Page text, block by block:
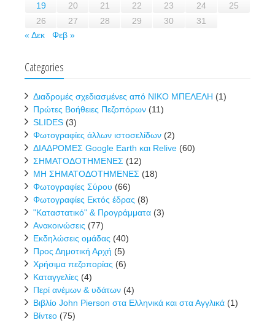
19
20 21 22 23 24
25
26
27 28 29 30
31
« Δεκ
Φεβ »
Categories
Διαδρομές σχεδιασμένες από ΝΙΚΟ ΜΠΕΛΕΛΗ (1)
Πρώτες Βοήθειες Πεζοπόρων (11)
SLIDES (3)
Φωτογραφίες άλλων ιστοσελίδων (2)
ΔΙΑΔΡΟΜΕΣ Google Earth και Relive (60)
ΣΗΜΑΤΟΔΟΤΗΜΕΝΕΣ (12)
ΜΗ ΣΗΜΑΤΟΔΟΤΗΜΕΝΕΣ (18)
Φωτογραφίες Σύρου (66)
Φωτογραφίες Εκτός έδρας (8)
"Καταστατικό" & Προγράμματα (3)
Ανακοινώσεις (77)
Εκδηλώσεις ομάδας (40)
Προς Δημοτική Αρχή (5)
Χρήσιμα πεζοπορίας (6)
Καταγγελίες (4)
Περί ανέμων & υδάτων (4)
Βιβλίο John Pierson στα Ελληνικά και στα Αγγλικά (1)
Βίντεο (75)